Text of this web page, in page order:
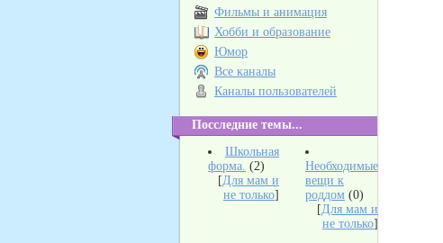
Фильмы и анимация
Хобби и образование
Юмор
Все каналы
Каналы пользователей
Посследние темы...
Школьная
форма. (2)
[Для мам и
не только]
Необходимые
вещи к
роддом (0)
[Для мам и
не только]